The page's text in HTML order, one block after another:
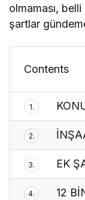
olmaması,
şartlar
Contents
1.
2.
3. EK
4. 12